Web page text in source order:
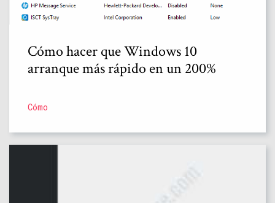
Cómo hacer que Windows 10
arranque más rápido en un 200%
Cómo